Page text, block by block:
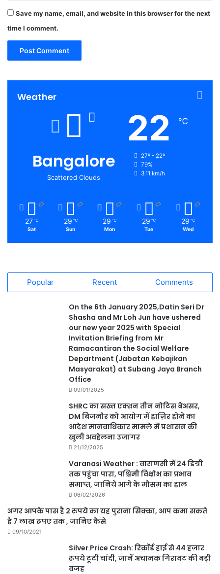
Save my name, email, and website in this browser for the next
time I comment.
Weather
Bangalore
Scattered Clouds
22 ℃
27º - 22º
79%
3.11 km/h
27 ℃
Sat
29 ℃
Sun
29 ℃
Mon
29 ℃
Tue
29 ℃
Wed
Popular Recent Comments
On the 6th January 2025,Datin Seri Dr
Shasha and Mr Loh Jun have ushered
our new year 2025 with Special
Invitation Briefing from Mr
Ramacantiran the Social Welfare
Department (Jabatan Kebajikan
Masyarakat) at Subang Jaya Branch
Office
09/01/2025
SHRC का सख्त एक्शन तीन नोटिस बेअसर,
DM बिजनौर को आयोग में हाज़िर होने का
आदेश मानवाधिकार मामले में प्रशासन की
खुली अवहेलना उजागर
21/12/2025
Varanasi Weather : वाराणसी में 24 डिग्री
तक पहुंचा पारा, पश्चिमी विक्षोभ का प्रभाव
समाप्त, जानिये आगे के मौसम का हाल
06/02/2026
अगर आपके पास है 2 रुपये का यह पुराना सिक्का, आप कमा सकते
है 7 लाख रूपए तक , जानिए कैसे
09/10/2021
Silver Price Crash: रिकॉर्ड हाई से 44 हजार
रुपये टूटी चांदी, जानें अचानक गिरावट की बड़ी
वजह